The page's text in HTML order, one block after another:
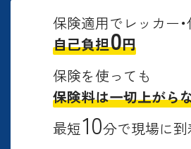
保険適用でレッカー
自己負担0円
保険を使っても
保険料は一切上がら
最短10分で現場に到